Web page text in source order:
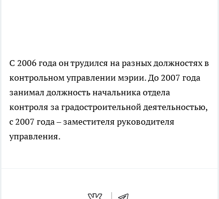
С 2006 года он трудился на разных должностях в
контрольном управлении мэрии. До 2007 года
занимал должность начальника отдела
контроля за градостроительной деятельностью,
с 2007 года – заместителя руководителя
управления.